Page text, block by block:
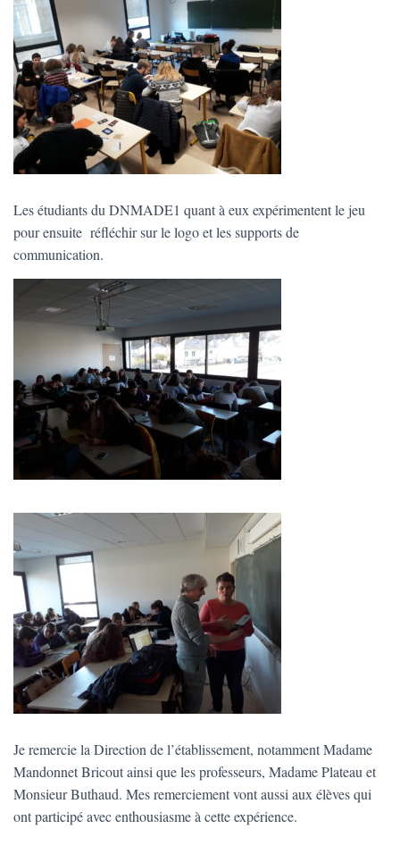
Les étudiants du DNMADE1 quant à eux expérimentent le jeu
pour ensuite réfléchir sur le logo et les supports de
communication.
Je remercie la Direction de l’établissement, notamment Madame
Mandonnet Bricout ainsi que les professeurs, Madame Plateau et
Monsieur Buthaud. Mes remerciement vont aussi aux élèves qui
ont participé avec enthousiasme à cette expérience.